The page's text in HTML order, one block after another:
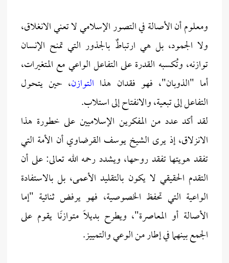
ومعلوم أن الأصالة في التصور الإسلامي لا تعني الانغلاق،
ولا الجمود، بل هي ارتباطٌ بالجذور التي تمنح الإنسان
توازنه، وتُكسبه القدرة على التفاعل الواعي مع المتغيرات،
أما "الذوبان"، فهو فقدان هذا التوازن، حين يتحول
التفاعل إلى تبعية، والانفتاح إلى استلاب.
لقد أكد عدد من المفكرين الإسلاميين على خطورة هذا
الانزلاق، إذ يرى الشيخ يوسف القرضاوي أن الأمة التي
تفقد هويتها تفقد روحها، ويشدد رحمه الله تعالى: على أن
التقدم الحقيقي لا يكون بالتقليد الأعمى، بل بالاستفادة
الواعية التي تحفظ الخصوصية، فهو يرفض ثنائية "إما
الأصالة أو المعاصرة"، ويطرح بديلاً متوازنًا يقوم على
الجمع بينهما في إطار من الوعي والتمييز.